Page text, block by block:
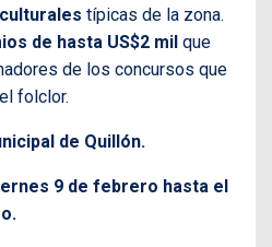
típicas de la zona.
de hasta US$2 mil que
de los concursos que
folclor.
de Quillón.
9 de febrero hasta el